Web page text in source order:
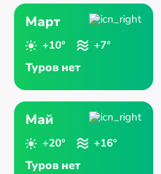
Март
+10° +7°
Туров нет
Май
+20° +16°
Туров нет